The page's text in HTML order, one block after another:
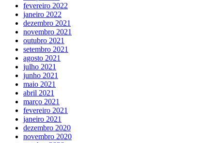
fevereiro 2022
janeiro 2022
dezembro 2021
novembro 2021
outubro 2021
setembro 2021
agosto 2021
julho 2021
junho 2021
maio 2021
abril 2021
março 2021
fevereiro 2021
janeiro 2021
dezembro 2020
novembro 2020